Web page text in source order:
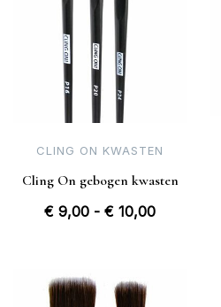
CLING ON KWASTEN
Cling On gebogen kwasten
€ 9,00 - € 10,00Prijsklasse: